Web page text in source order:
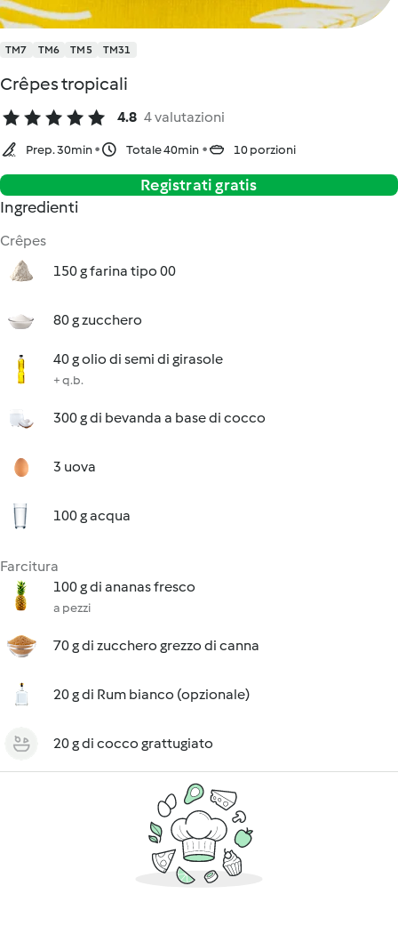
TM7 TM6 TM5 TM31
Crêpes tropicali
4.8 4 valutazioni
Prep. 30min Totale 40min 10 porzioni
Registrati gratis
Ingredienti
Crêpes
150 g farina tipo 00
80 g zucchero
40 g olio di semi di girasole
+ q.b.
300 g di bevanda a base di cocco
3 uova
100 g acqua
Farcitura
100 g di ananas fresco
a pezzi
70 g di zucchero grezzo di canna
20 g di Rum bianco (opzionale)
20 g di cocco grattugiato